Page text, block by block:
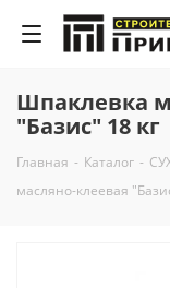
Шпаклевка
"Базис" 18 кг
Главная - Каталог -
масляно-клеевая